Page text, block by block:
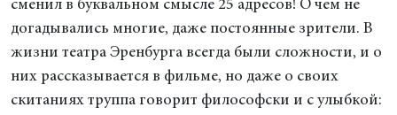
сменил в буквальном смысле 25 адресов! О чем не
догадывались многие, даже постоянные зрители. В
жизни театра Эренбурга всегда были сложности, и о
них рассказывается в фильме, но даже о своих
скитаниях труппа говорит философски и с улыбкой: